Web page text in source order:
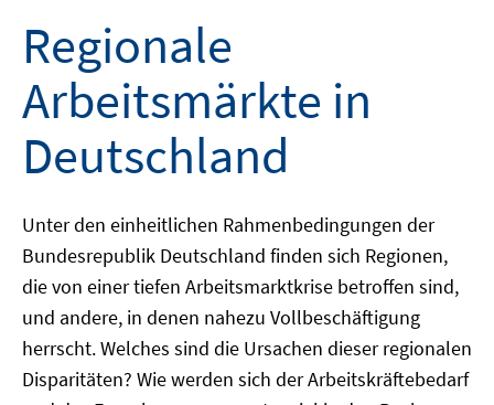
Regionale
Arbeitsmärkte in
Deutschland
Unter den einheitlichen Rahmenbedingungen der
Bundesrepublik Deutschland finden sich Regionen,
die von einer tiefen Arbeitsmarktkrise betroffen sind,
und andere, in denen nahezu Vollbeschäftigung
herrscht. Welches sind die Ursachen dieser regionalen
Disparitäten? Wie werden sich der Arbeitskräftebedarf